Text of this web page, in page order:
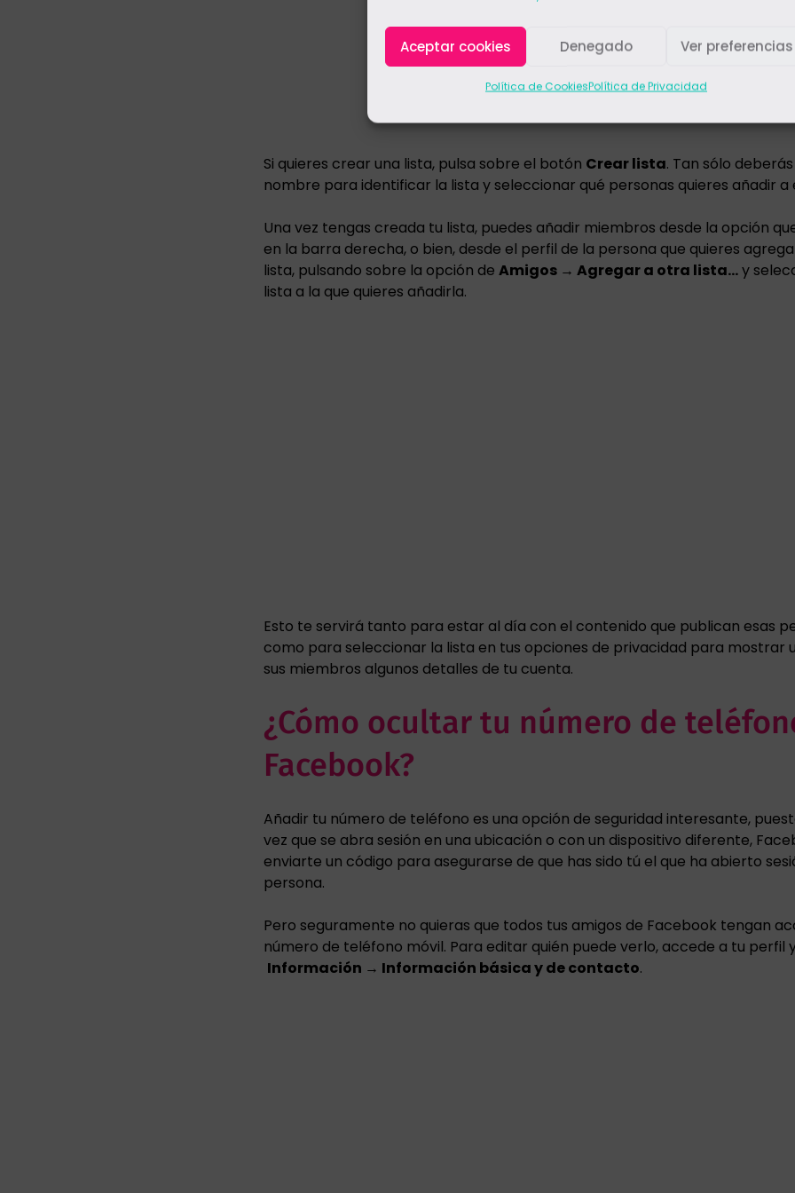
Aceptar cookies Denegado Ver preferencias
Política de CookiesPolítica de Privacidad
Si quieres crear una lista, pulsa sobre el botón Crear lista. Tan sólo
nombre para identificar la lista y seleccionar qué personas quieres añadir a
Una vez tengas creada tu lista, puedes añadir miembros desde la opción
en la barra derecha, o bien, desde el perfil de la persona que quieres
lista, pulsando sobre la opción de Amigos → Agregar a otra lista…y
lista a la que quieres añadirla.
Esto te servirá tanto para estar al día con el contenido que publican esas
como para seleccionar la lista en tus opciones de privacidad para mostrar
sus miembros algunos detalles de tu cuenta.
¿Cómo ocultar tu número de
Facebook?
Añadir tu número de teléfono es una opción de seguridad interesante,
vez que se abra sesión en una ubicación o con un dispositivo diferente,
enviarte un código para asegurarse de que has sido tú el que ha abierto
persona.
Pero seguramente no quieras que todos tus amigos de Facebook tengan
número de teléfono móvil. Para editar quién puede verlo, accede a tu perfil
Información → Información básica y de contacto.